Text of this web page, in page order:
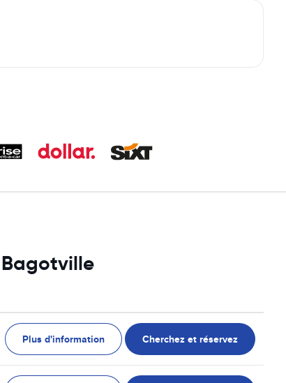
Plus d'information Cherchez et réservez